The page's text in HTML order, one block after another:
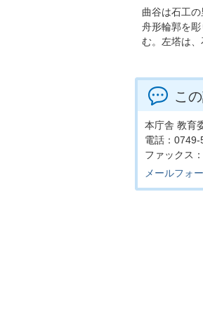
曲谷は石工
舟形輪郭を
む。左塔は
こ
本庁舎 教育
電話：
ファックス
メールフォ